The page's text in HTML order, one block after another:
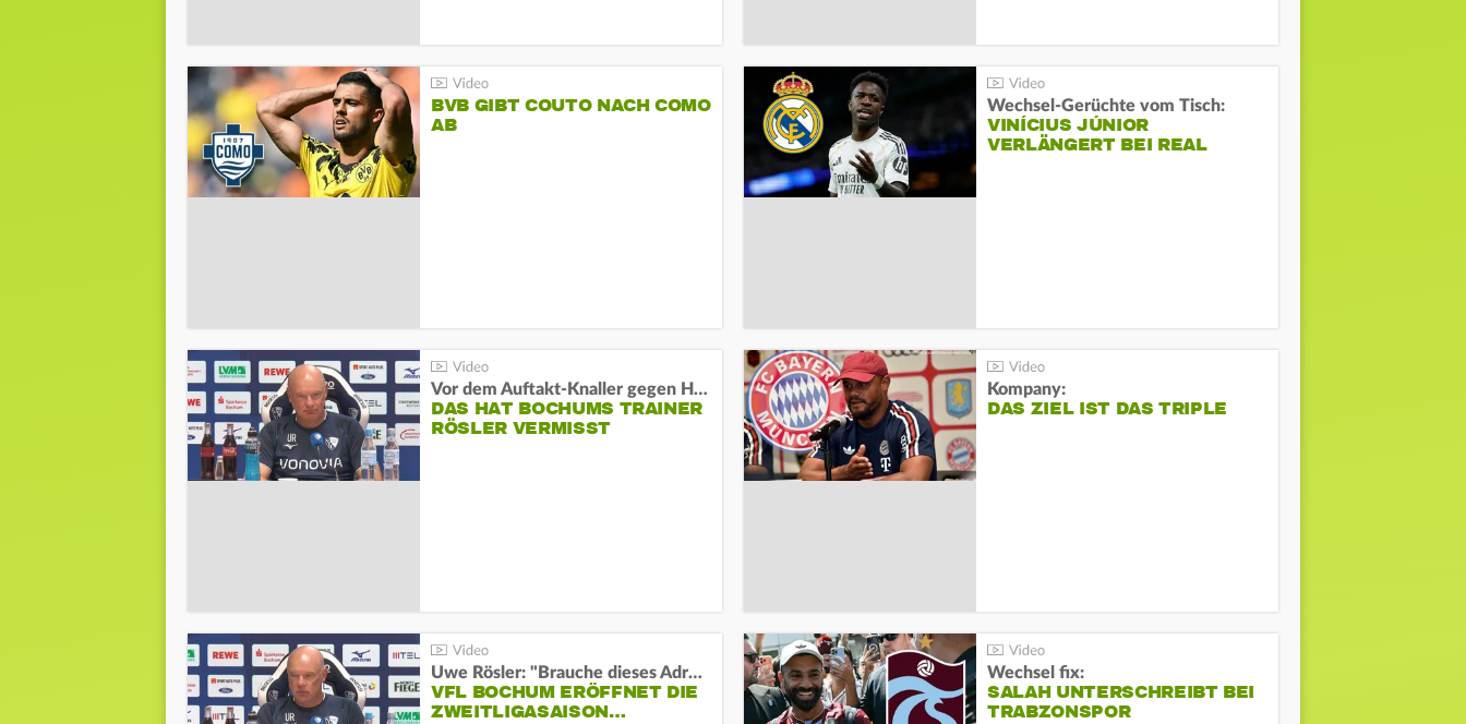
BVB GIBT COUTO NACH COMO
AB
Wechsel-Gerüchte vom Tisch:
VINÍCIUS JÚNIOR
VERLÄNGERT BEI REAL
Vor dem Auftakt-Knaller gegen Hertha:
DAS HAT BOCHUMS TRAINER
RÖSLER VERMISST
Kompany:
DAS ZIEL IST DAS TRIPLE
Uwe Rösler: "Brauche dieses Adrenalin"
VFL BOCHUM ERÖFFNET DIE
ZWEITLIGASAISON…
Wechsel fix:
SALAH UNTERSCHREIBT BEI
TRABZONSPOR